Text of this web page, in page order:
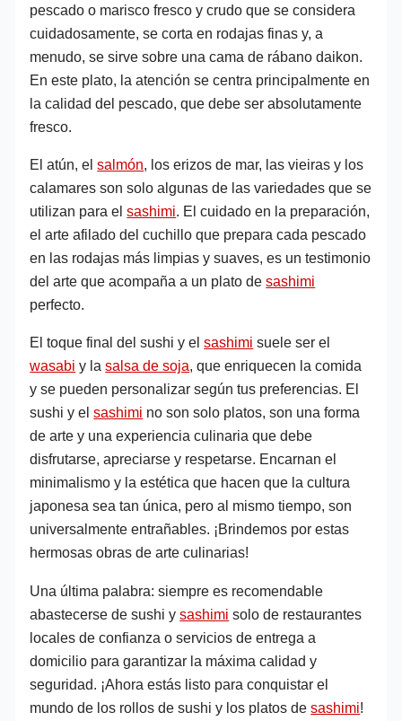
pescado o marisco fresco y crudo que se considera
cuidadosamente, se corta en rodajas finas y, a
menudo, se sirve sobre una cama de rábano daikon.
En este plato, la atención se centra principalmente en
la calidad del pescado, que debe ser absolutamente
fresco.
El atún, elsalmón, los erizos de mar, las vieiras y los
calamares son solo algunas de las variedades que se
utilizan para elsashimi. El cuidado en la preparación,
el arte afilado del cuchillo que prepara cada pescado
en las rodajas más limpias y suaves, es un testimonio
del arte que acompaña a un plato desashimi
perfecto.
El toque final del sushi y elsashimi suele ser el
wasabi y lasalsa de soja, que enriquecen la comida
y se pueden personalizar según tus preferencias. El
sushi y elsashimi no son solo platos, son una forma
de arte y una experiencia culinaria que debe
disfrutarse, apreciarse y respetarse. Encarnan el
minimalismo y la estética que hacen que la cultura
japonesa sea tan única, pero al mismo tiempo, son
universalmente entrañables. ¡Brindemos por estas
hermosas obras de arte culinarias!
Una última palabra: siempre es recomendable
abastecerse de sushi ysashimi solo de restaurantes
locales de confianza o servicios de entrega a
domicilio para garantizar la máxima calidad y
seguridad. ¡Ahora estás listo para conquistar el
mundo de los rollos de sushi y los platos desashimi!